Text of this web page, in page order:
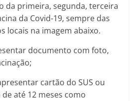
da primeira, segunda, terceira
da Covid-19, sempre das
locais na imagem abaixo.
documento com foto,
cartão do SUS ou
de até 12 meses como